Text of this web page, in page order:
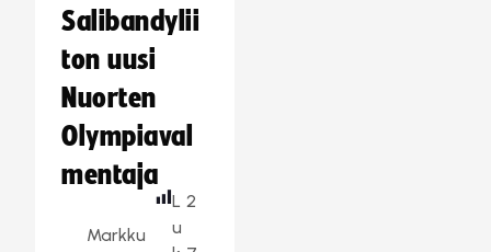
Salibandylii
ton uusi
Nuorten
Olympiaval
mentaja
Markku
L
u
2